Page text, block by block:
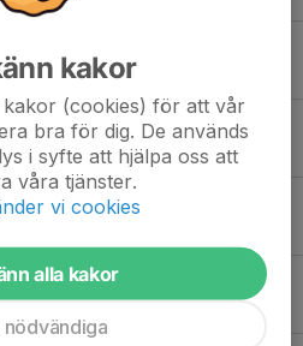
kakor
(cookies) för att vår
bra för dig. De används
i syfte att hjälpa oss att
våra tjänster.
vi cookies
alla kakor
nödvändiga